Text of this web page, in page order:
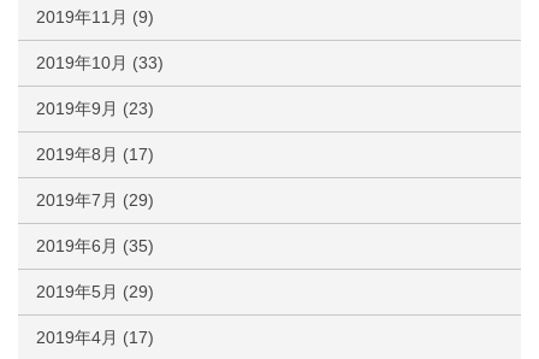
2019年11月 (9)
2019年10月 (33)
2019年9月 (23)
2019年8月 (17)
2019年7月 (29)
2019年6月 (35)
2019年5月 (29)
2019年4月 (17)